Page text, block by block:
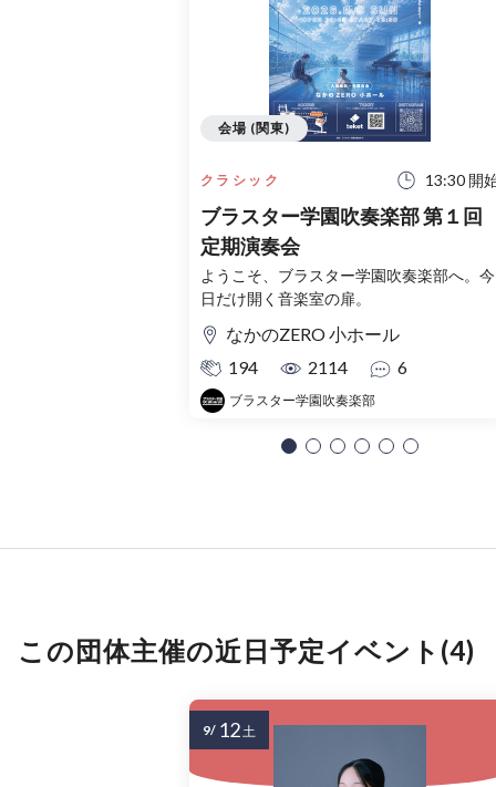
クラシック 13:30 開
ブラスター学園吹奏楽部 第１回
定期演奏会
ようこそ、ブラスター学園吹奏楽部へ。今
日だけ開く音楽室の扉。
なかのZERO 小ホール
194
2114 6
ブラスター学園吹奏楽部
会場 (関東)
この団体主催の近日予定イベント(4)
9/ 12土